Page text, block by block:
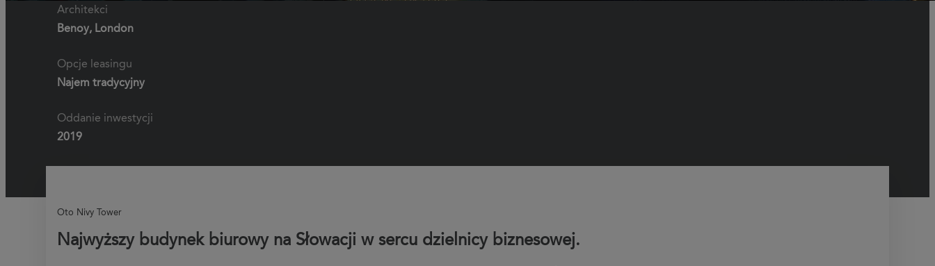
Architekci
Benoy, London
Opcje leasingu
Najem tradycyjny
Oddanie inwestycji
2019
Oto Nivy Tower
Najwyższy budynek biurowy na Słowacji w sercu dzielnicy biznesowej.